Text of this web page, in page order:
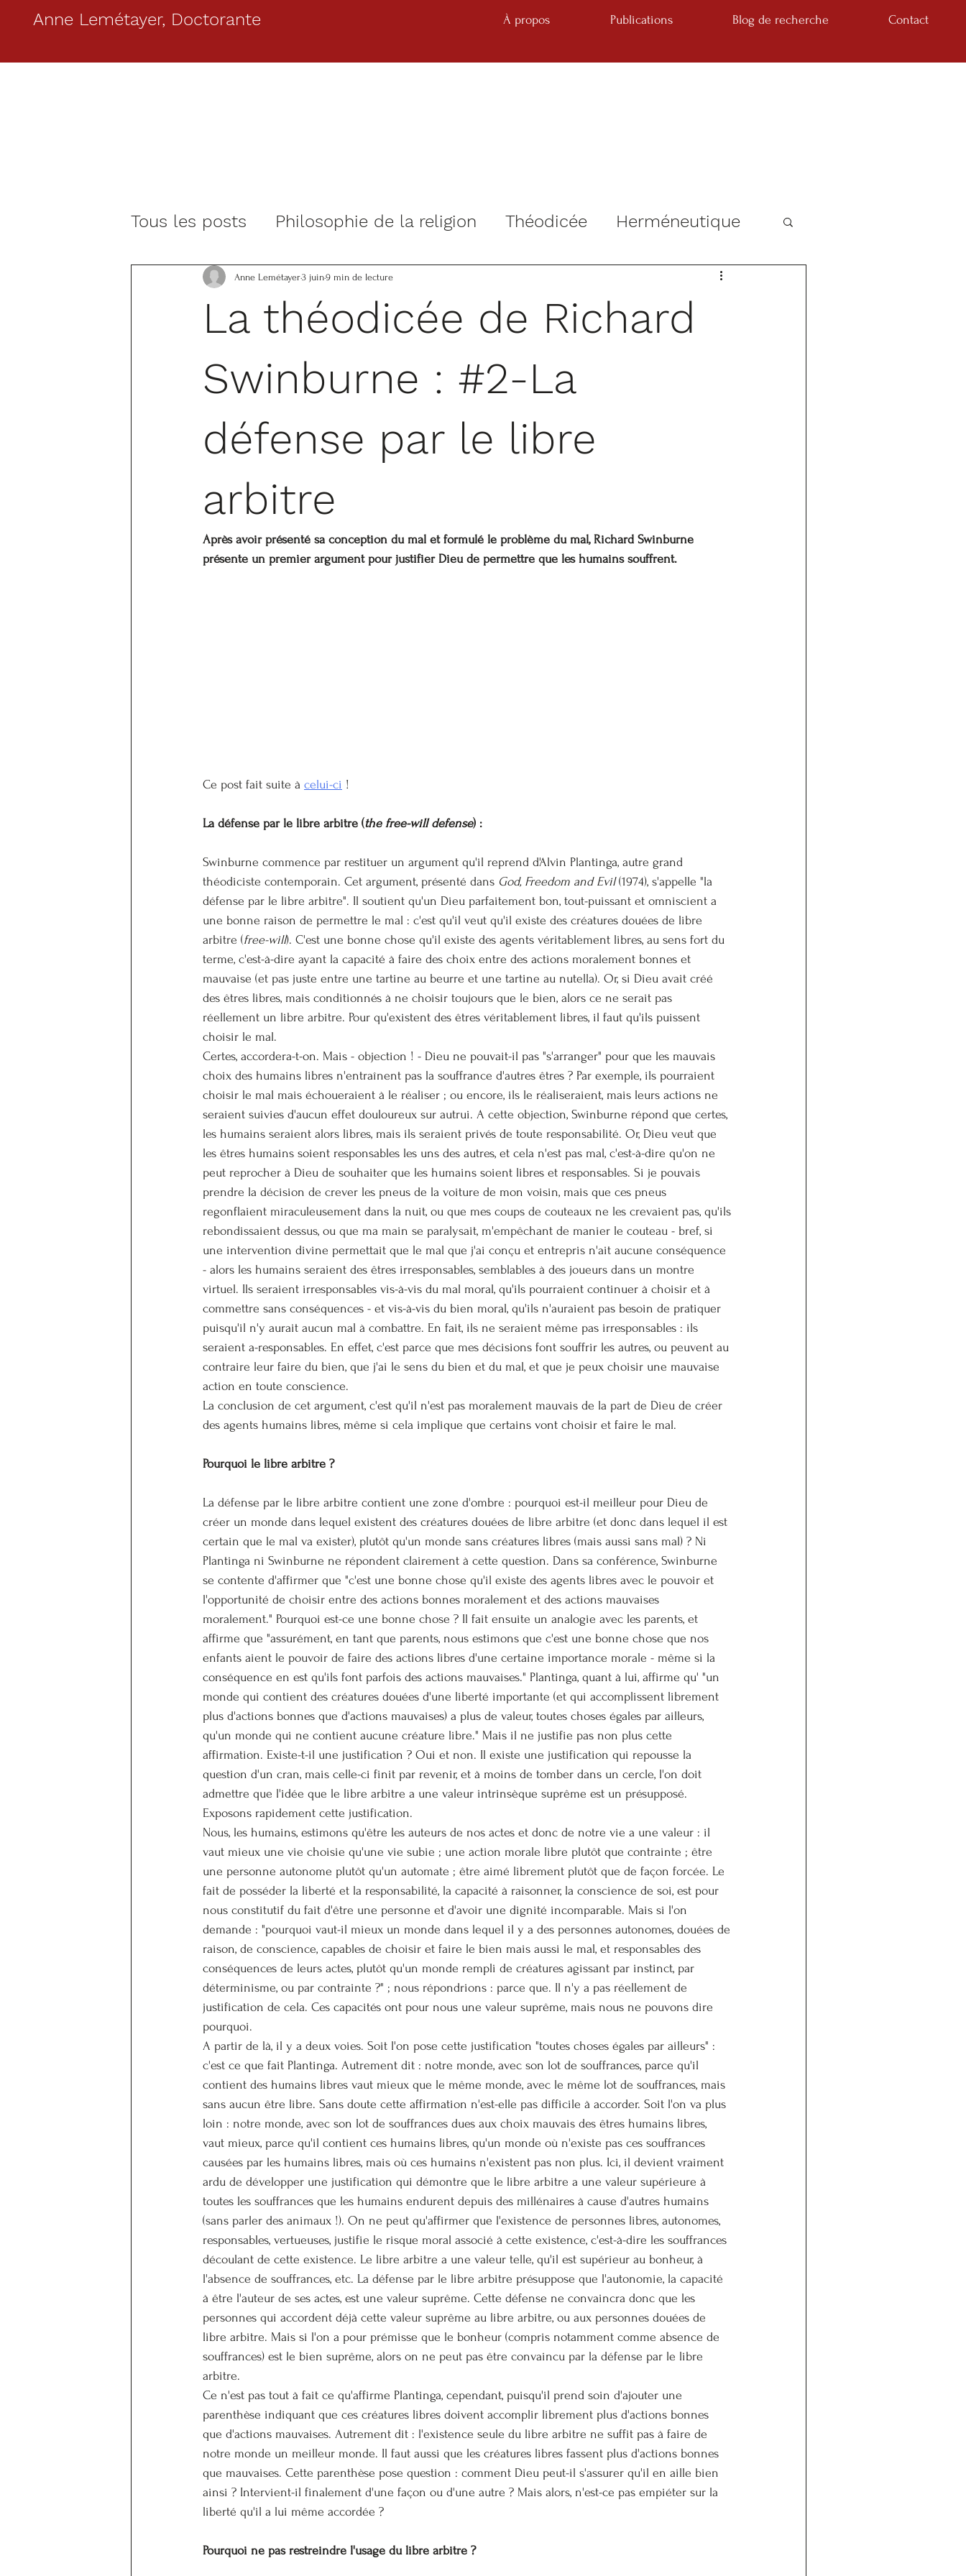
Anne Lemétayer, Doctorante À propos Publications Blog de recherche Contact
Tous les posts Philosophie de la religion Théodicée Herméneutique
Richard Swinburne
La théodicée de Richard
Swinburne : #2-La
défense par le libre
arbitre
Anne Lemétayer3 juin9 min de lecture
Après avoir présenté sa conception du mal et formulé le problème du mal, Richard Swinburne
présente un premier argument pour justifier Dieu de permettre que les humains souffrent.
Ce post fait suite à celui-ci !
La défense par le libre arbitre (the free-will defense) :
Swinburne commence par restituer un argument qu'il reprend d'Alvin Plantinga, autre grand
théodiciste contemporain. Cet argument, présenté dans God, Freedom and Evil (1974), s'appelle "la
défense par le libre arbitre". Il soutient qu'un Dieu parfaitement bon, tout-puissant et omniscient a
une bonne raison de permettre le mal : c'est qu'il veut qu'il existe des créatures douées de libre
arbitre (free-will). C'est une bonne chose qu'il existe des agents véritablement libres, au sens fort du
terme, c'est-à-dire ayant la capacité à faire des choix entre des actions moralement bonnes et
mauvaise (et pas juste entre une tartine au beurre et une tartine au nutella). Or, si Dieu avait créé
des êtres libres, mais conditionnés à ne choisir toujours que le bien, alors ce ne serait pas
réellement un libre arbitre. Pour qu'existent des êtres véritablement libres, il faut qu'ils puissent
choisir le mal.
Certes, accordera-t-on. Mais - objection ! - Dieu ne pouvait-il pas "s'arranger" pour que les mauvais
choix des humains libres n'entraînent pas la souffrance d'autres êtres ? Par exemple, ils pourraient
choisir le mal mais échoueraient à le réaliser ; ou encore, ils le réaliseraient, mais leurs actions ne
seraient suivies d'aucun effet douloureux sur autrui. A cette objection, Swinburne répond que certes,
les humains seraient alors libres, mais ils seraient privés de toute responsabilité. Or, Dieu veut que
les êtres humains soient responsables les uns des autres, et cela n'est pas mal, c'est-à-dire qu'on ne
peut reprocher à Dieu de souhaiter que les humains soient libres et responsables. Si je pouvais
prendre la décision de crever les pneus de la voiture de mon voisin, mais que ces pneus
regonflaient miraculeusement dans la nuit, ou que mes coups de couteaux ne les crevaient pas, qu'ils
rebondissaient dessus, ou que ma main se paralysait, m'empêchant de manier le couteau - bref, si
une intervention divine permettait que le mal que j'ai conçu et entrepris n'ait aucune conséquence
- alors les humains seraient des êtres irresponsables, semblables à des joueurs dans un montre
virtuel. Ils seraient irresponsables vis-à-vis du mal moral, qu'ils pourraient continuer à choisir et à
commettre sans conséquences - et vis-à-vis du bien moral, qu'ils n'auraient pas besoin de pratiquer
puisqu'il n'y aurait aucun mal à combattre. En fait, ils ne seraient même pas irresponsables : ils
seraient a-responsables. En effet, c'est parce que mes décisions font souffrir les autres, ou peuvent au
contraire leur faire du bien, que j'ai le sens du bien et du mal, et que je peux choisir une mauvaise
action en toute conscience.
La conclusion de cet argument, c'est qu'il n'est pas moralement mauvais de la part de Dieu de créer
des agents humains libres, même si cela implique que certains vont choisir et faire le mal.
Pourquoi le libre arbitre ?
La défense par le libre arbitre contient une zone d'ombre : pourquoi est-il meilleur pour Dieu de
créer un monde dans lequel existent des créatures douées de libre arbitre (et donc dans lequel il est
certain que le mal va exister), plutôt qu'un monde sans créatures libres (mais aussi sans mal) ? Ni
Plantinga ni Swinburne ne répondent clairement à cette question. Dans sa conférence, Swinburne
se contente d'affirmer que "c'est une bonne chose qu'il existe des agents libres avec le pouvoir et
l'opportunité de choisir entre des actions bonnes moralement et des actions mauvaises
moralement." Pourquoi est-ce une bonne chose ? Il fait ensuite un analogie avec les parents, et
affirme que "assurément, en tant que parents, nous estimons que c'est une bonne chose que nos
enfants aient le pouvoir de faire des actions libres d'une certaine importance morale - même si la
conséquence en est qu'ils font parfois des actions mauvaises." Plantinga, quant à lui, affirme qu' "un
monde qui contient des créatures douées d'une liberté importante (et qui accomplissent librement
plus d'actions bonnes que d'actions mauvaises) a plus de valeur, toutes choses égales par ailleurs,
qu'un monde qui ne contient aucune créature libre." Mais il ne justifie pas non plus cette
affirmation. Existe-t-il une justification ? Oui et non. Il existe une justification qui repousse la
question d'un cran, mais celle-ci finit par revenir, et à moins de tomber dans un cercle, l'on doit
admettre que l'idée que le libre arbitre a une valeur intrinsèque suprême est un présupposé.
Exposons rapidement cette justification.
Nous, les humains, estimons qu'être les auteurs de nos actes et donc de notre vie a une valeur : il
vaut mieux une vie choisie qu'une vie subie ; une action morale libre plutôt que contrainte ; être
une personne autonome plutôt qu'un automate ; être aimé librement plutôt que de façon forcée. Le
fait de posséder la liberté et la responsabilité, la capacité à raisonner, la conscience de soi, est pour
nous constitutif du fait d'être une personne et d'avoir une dignité incomparable. Mais si l'on
demande : "pourquoi vaut-il mieux un monde dans lequel il y a des personnes autonomes, douées de
raison, de conscience, capables de choisir et faire le bien mais aussi le mal, et responsables des
conséquences de leurs actes, plutôt qu'un monde rempli de créatures agissant par instinct, par
déterminisme, ou par contrainte ?" ; nous répondrions : parce que. Il n'y a pas réellement de
justification de cela. Ces capacités ont pour nous une valeur suprême, mais nous ne pouvons dire
pourquoi.
A partir de là, il y a deux voies. Soit l'on pose cette justification "toutes choses égales par ailleurs" :
c'est ce que fait Plantinga. Autrement dit : notre monde, avec son lot de souffrances, parce qu'il
contient des humains libres vaut mieux que le même monde, avec le même lot de souffrances, mais
sans aucun être libre. Sans doute cette affirmation n'est-elle pas difficile à accorder. Soit l'on va plus
loin : notre monde, avec son lot de souffrances dues aux choix mauvais des êtres humains libres,
vaut mieux, parce qu'il contient ces humains libres, qu'un monde où n'existe pas ces souffrances
causées par les humains libres, mais où ces humains n'existent pas non plus. Ici, il devient vraiment
ardu de développer une justification qui démontre que le libre arbitre a une valeur supérieure à
toutes les souffrances que les humains endurent depuis des millénaires à cause d'autres humains
(sans parler des animaux !). On ne peut qu'affirmer que l'existence de personnes libres, autonomes,
responsables, vertueuses, justifie le risque moral associé à cette existence, c'est-à-dire les souffrances
découlant de cette existence. Le libre arbitre a une valeur telle, qu'il est supérieur au bonheur, à
l'absence de souffrances, etc. La défense par le libre arbitre présuppose que l'autonomie, la capacité
à être l'auteur de ses actes, est une valeur suprême. Cette défense ne convaincra donc que les
personnes qui accordent déjà cette valeur suprême au libre arbitre, ou aux personnes douées de
libre arbitre. Mais si l'on a pour prémisse que le bonheur (compris notamment comme absence de
souffrances) est le bien suprême, alors on ne peut pas être convaincu par la défense par le libre
arbitre.
Ce n'est pas tout à fait ce qu'affirme Plantinga, cependant, puisqu'il prend soin d'ajouter une
parenthèse indiquant que ces créatures libres doivent accomplir librement plus d'actions bonnes
que d'actions mauvaises. Autrement dit : l'existence seule du libre arbitre ne suffit pas à faire de
notre monde un meilleur monde. Il faut aussi que les créatures libres fassent plus d'actions bonnes
que mauvaises. Cette parenthèse pose question : comment Dieu peut-il s'assurer qu'il en aille bien
ainsi ? Intervient-il finalement d'une façon ou d'une autre ? Mais alors, n'est-ce pas empiéter sur la
liberté qu'il a lui même accordée ?
Pourquoi ne pas restreindre l'usage du libre arbitre ?